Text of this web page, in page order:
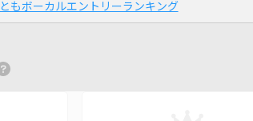
もボーカルエントリーランキング